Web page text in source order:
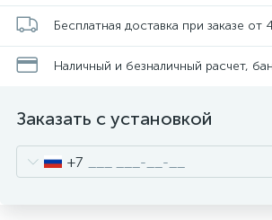
Бесплатная доставка при заказе от
Наличный и безналичный расчет,
Заказать с установкой
+7